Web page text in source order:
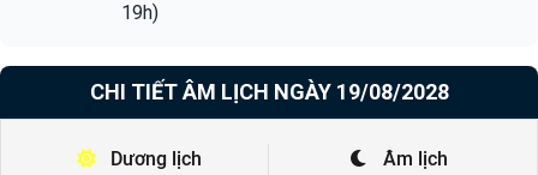
19h)
CHI TIẾT ÂM LỊCH NGÀY 19/08/2028
Dương lịch Âm lịch